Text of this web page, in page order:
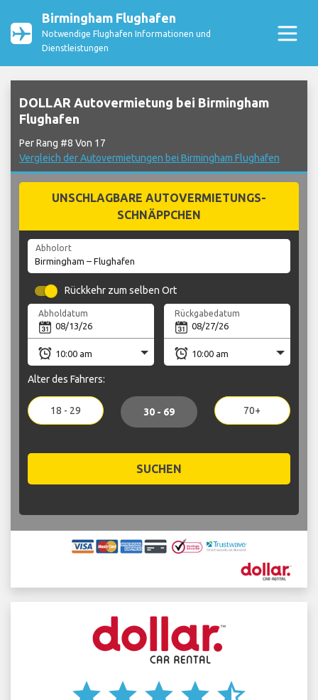
Birmingham Flughafen
Notwendige Flughafen Informationen und
Dienstleistungen
DOLLAR Autovermietung bei Birmingham
Flughafen
Per Rang #8 Von 17
Vergleich der Autovermietungen bei Birmingham Flughafen
UNSCHLAGBARE AUTOVERMIETUNGS-
SCHNÄPPCHEN
Abholort
Rückkehr zum selben Ort
Abholdatum Rückgabedatum
Alter des Fahrers:
18 - 29 30 - 69 70+
SUCHEN